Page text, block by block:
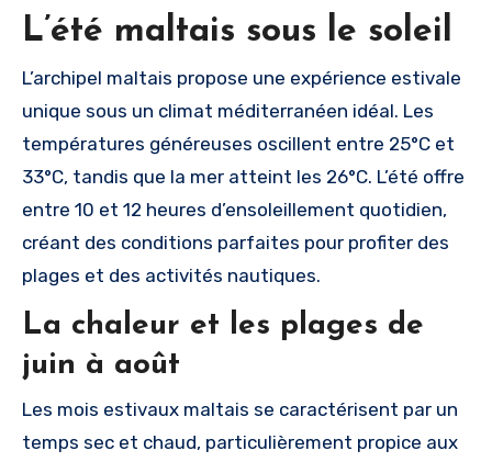
L’été maltais sous le soleil
L’archipel maltais propose une expérience estivale
unique sous un climat méditerranéen idéal. Les
températures généreuses oscillent entre 25°C et
33°C, tandis que la mer atteint les 26°C. L’été offre
entre 10 et 12 heures d’ensoleillement quotidien,
créant des conditions parfaites pour profiter des
plages et des activités nautiques.
La chaleur et les plages de
juin à août
Les mois estivaux maltais se caractérisent par un
temps sec et chaud, particulièrement propice aux